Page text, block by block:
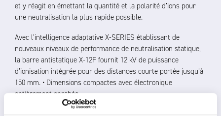
et y réagit en émettant la quantité et la polarité d’ions pour
une neutralisation la plus rapide possible.
Avec l’intelligence adaptative X-SERIES établissant de
nouveaux niveaux de performance de neutralisation statique,
la barre antistatique X-12F fournit 12 kV de puissance
d’ionisation intégrée pour des distances courte portée jusqu’à
150 mm. • Dimensions compactes avec électronique
entièrement enrobée
Émetteurs en tungstène sans choc garantissant une